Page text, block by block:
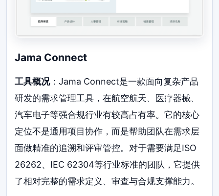
Jama Connect
工具概况：Jama Connect是一款面向复杂产品
研发的需求管理工具，在航空航天、医疗器械、
汽车电子等强合规行业有较高占有率。它的核心
定位不是通用项目协作，而是帮助团队在需求层
面做精准的追溯和评审管控。对于需要满足ISO
26262、IEC 62304等行业标准的团队，它提供
了相对完整的需求定义、审查与合规支撑能力。